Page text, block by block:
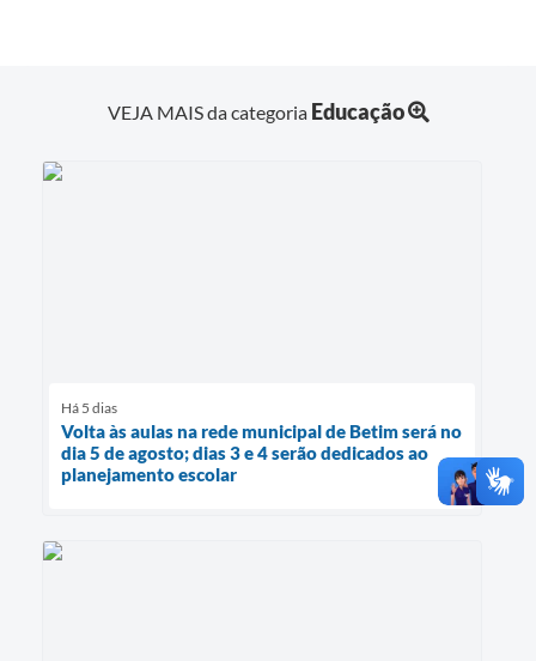
VEJA MAIS da categoria Educação
Há 5 dias
Volta às aulas na rede municipal de Betim será no
dia 5 de agosto; dias 3 e 4 serão dedicados ao
planejamento escolar